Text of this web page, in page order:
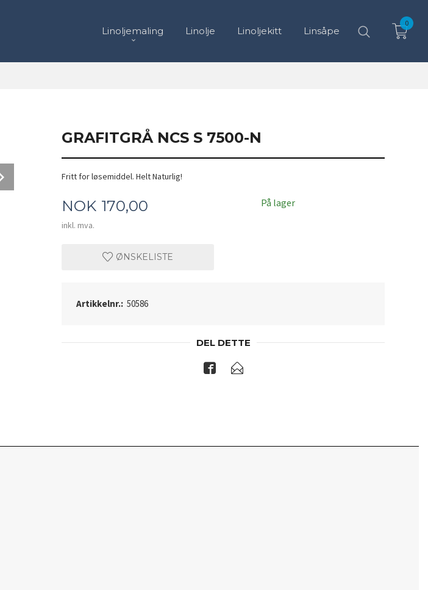
Linoljemaling Linolje Linoljekitt Linsåpe
0
Base, Base med 50% hvit, Base med 66,67% hvit
GRAFITGRÅ NCS S 7500-N
Fritt for løsemiddel. Helt Naturlig!
Pris
NOK 170,00
inkl. mva.
På lager
ØNSKELISTE
Artikkelnr.: 50586
DEL DETTE